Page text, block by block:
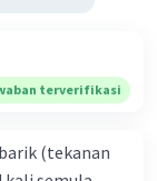
terverifikasi
(tekanan